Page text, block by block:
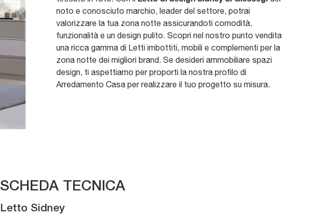
noto e conosciuto marchio, leader del settore, potrai
valorizzare la tua zona notte assicurandoti comodità,
funzionalità e un design pulito. Scopri nel nostro punto vendita
una ricca gamma di Letti imbottiti, mobili e complementi per la
zona notte dei migliori brand. Se desideri ammobiliare spazi
design, ti aspettiamo per proporti la nostra profilo di
Arredamento Casa per realizzare il tuo progetto su misura.
SCHEDA TECNICA
Letto Sidney